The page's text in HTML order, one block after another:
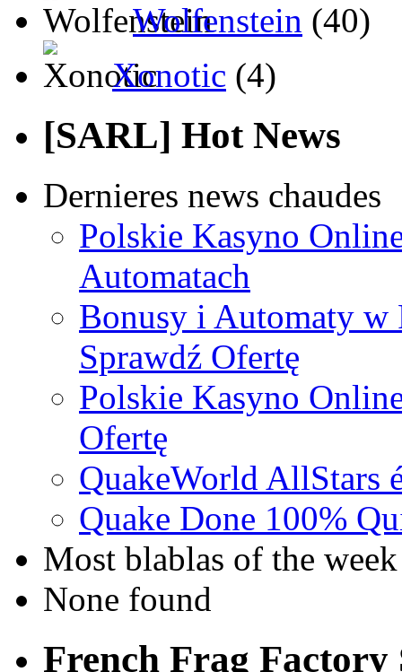
Wolfenstein (40)
Xonotic (4)
[SARL] Hot News
Dernieres news chaudes
Polskie Kasyno
Automatach
Bonusy i Automaty w
Sprawdź Ofertę
Polskie Kasyno
Ofertę
QuakeWorld AllStars
Quake Done 100%
Most blablas of the week
None found
French Frag Factory